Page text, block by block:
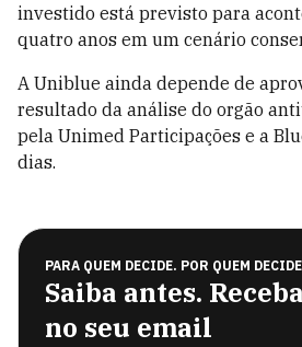
investido está previsto para
quatro anos em um cenário
A Uniblue ainda depende de
resultado da análise do orgão
pela Unimed Participações e a
dias.
PARA QUEM DECIDE. POR QUEM
Saiba antes.
no seu email